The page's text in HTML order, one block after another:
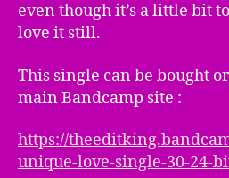
even though it’s a little bit
love it still.
This single can be bought
main Bandcamp site :
https://
unique-love-single-30-24-